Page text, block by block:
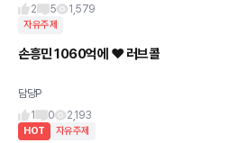
2
5 1,579
자유주제
손흥민 1060억에 ❤️ 러브콜
담당P
1
0 2,193
HOT 자유주제